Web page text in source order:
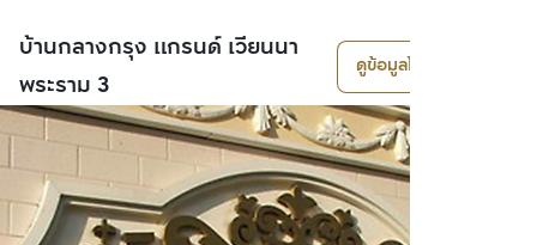
บ้านกลางกรุง แกรนด์ เวียนนา
พระราม 3
ดูข้อมูลโครงการ